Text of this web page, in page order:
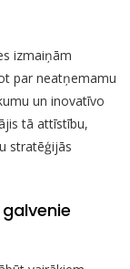
izmaiņām
par neatņemamu
un inovatīvo
tā attīstību,
stratēģijās